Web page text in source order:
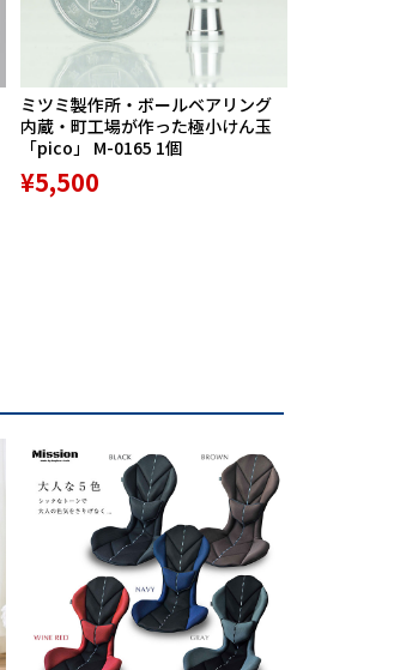
ミツミ製作所・ボールベアリング
内蔵・町工場が作った極小けん玉
「pico」 M-0165 1個
¥5,500